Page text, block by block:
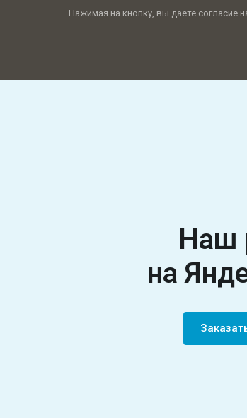
Нажимая на кнопку, вы даете согласие
Наш
на